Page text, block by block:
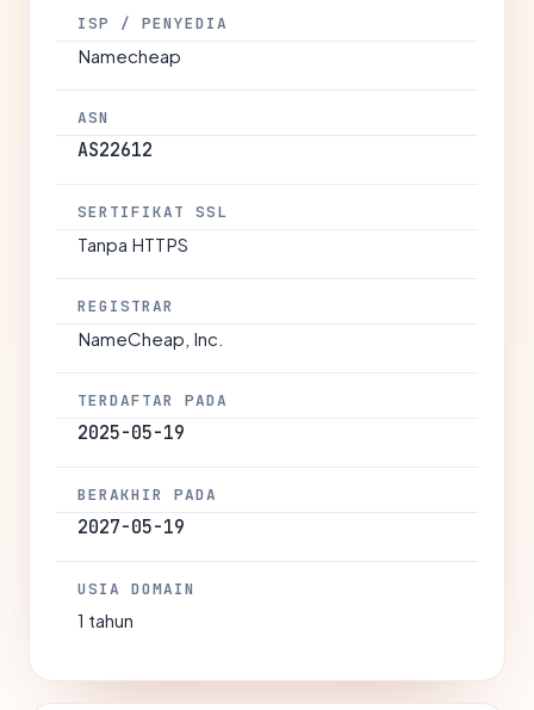
ISP / PENYEDIA
Namecheap
ASN
AS22612
SERTIFIKAT SSL
Tanpa HTTPS
REGISTRAR
NameCheap, Inc.
TERDAFTAR PADA
2025-05-19
BERAKHIR PADA
2027-05-19
USIA DOMAIN
1 tahun